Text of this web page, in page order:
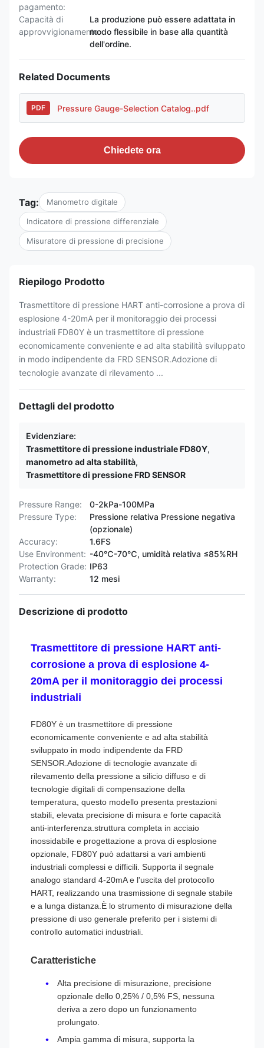
pagamento:
Capacità di
approvvigionamento:
La produzione può essere adattata in
modo flessibile in base alla quantità
dell'ordine.
Related Documents
PDF Pressure Gauge-Selection Catalog..pdf
Chiedete ora
Tag: Manometro digitale
Indicatore di pressione differenziale
Misuratore di pressione di precisione
Riepilogo Prodotto
Trasmettitore di pressione HART anti-corrosione a prova di
esplosione 4-20mA per il monitoraggio dei processi
industriali FD80Y è un trasmettitore di pressione
economicamente conveniente e ad alta stabilità sviluppato
in modo indipendente da FRD SENSOR.Adozione di
tecnologie avanzate di rilevamento ...
Dettagli del prodotto
Evidenziare:
Trasmettitore di pressione industriale FD80Y,
manometro ad alta stabilità,
Trasmettitore di pressione FRD SENSOR
Pressure Range:
0-2kPa-100MPa
Pressure Type:
Pressione relativa Pressione negativa
(opzionale)
Accuracy:
1.6FS
Use Environment: -40℃-70℃, umidità relativa ≤85%RH
Protection Grade: IP63
Warranty:
12 mesi
Descrizione di prodotto
Trasmettitore di pressione HART anti-
corrosione a prova di esplosione 4-
20mA per il monitoraggio dei processi
industriali
FD80Y è un trasmettitore di pressione
economicamente conveniente e ad alta stabilità
sviluppato in modo indipendente da FRD
SENSOR.Adozione di tecnologie avanzate di
rilevamento della pressione a silicio diffuso e di
tecnologie digitali di compensazione della
temperatura, questo modello presenta prestazioni
stabili, elevata precisione di misura e forte capacità
anti-interferenza.struttura completa in acciaio
inossidabile e progettazione a prova di esplosione
opzionale, FD80Y può adattarsi a vari ambienti
industriali complessi e difficili. Supporta il segnale
analogo standard 4-20mA e l'uscita del protocollo
HART, realizzando una trasmissione di segnale stabile
e a lunga distanza.È lo strumento di misurazione della
pressione di uso generale preferito per i sistemi di
controllo automatici industriali.
Caratteristiche
Alta precisione di misurazione, precisione
opzionale dello 0,25% / 0,5% FS, nessuna
deriva a zero dopo un funzionamento
prolungato.
Ampia gamma di misura, supporta la